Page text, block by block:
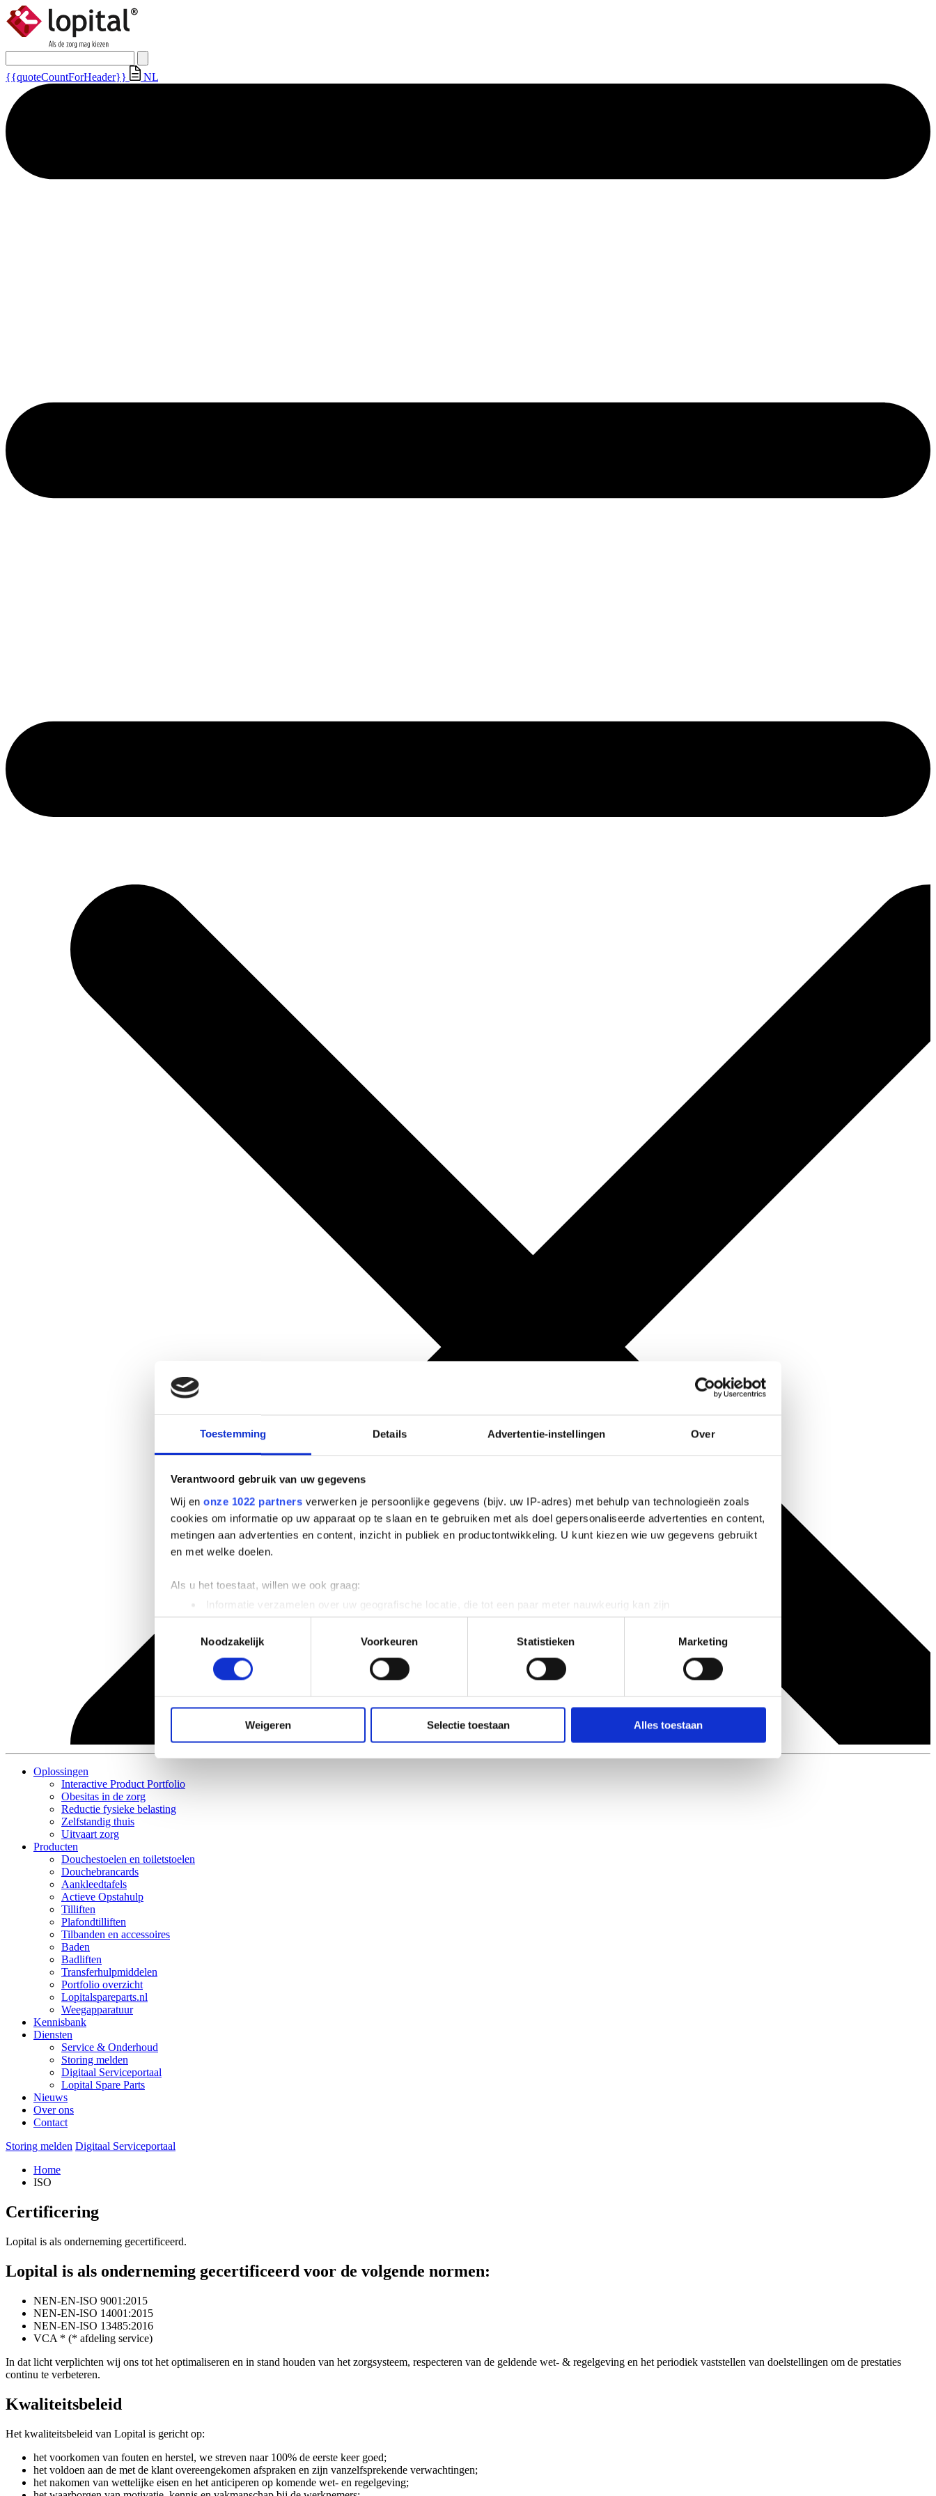
Toestemming Details Advertentie-instellingen Over
Verantwoord gebruik van uw gegevens
Wij en onze 1022 partners verwerken je persoonlijke gegevens (bijv. uw IP-adres) met behulp van technologieën zoals
cookies om informatie op uw apparaat op te slaan en te gebruiken met als doel gepersonaliseerde advertenties en content,
metingen aan advertenties en content, inzicht in publiek en productontwikkeling. U kunt kiezen wie uw gegevens gebruikt
en met welke doelen.
Als u het toestaat, willen we ook graag:
Informatie verzamelen over uw geografische locatie, die tot een paar meter nauwkeurig kan zijn
Uw apparaat identificeren door het actief te scannen op specifieke eigenschappen (fingerprinting)
Lees meer over hoe uw persoonlijke gegevens worden verwerkt en stel uw voorkeuren in het
detailgedeeltein. U kunt uw
toestemming op elk moment wijzigen of intrekken in de Cookieverklaring.
websiteverkeer te analyseren. Ook delen we informatie over uw gebruik van onze site met onze partners voor social
media, adverteren en analyse. Deze partners kunnen deze gegevens combineren met andere informatie die u aan ze heeft
verstrekt of die ze hebben verzameld op basis van uw gebruik van hun services.
Noodzakelijk
Voorkeuren Statistieken Marketing
Weigeren Selectie toestaan Alles toestaan
{{quoteCountForHeader}} NL
Oplossingen
Interactive Product Portfolio
Obesitas in de zorg
Reductie fysieke belasting
Zelfstandig thuis
Uitvaart zorg
Producten
Douchestoelen en toiletstoelen
Douchebrancards
Aankleedtafels
Actieve Opstahulp
Tilliften
Plafondtilliften
Tilbanden en accessoires
Baden
Badliften
Transferhulpmiddelen
Portfolio overzicht
Lopitalspareparts.nl
Weegapparatuur
Kennisbank
Diensten
Service & Onderhoud
Storing melden
Digitaal Serviceportaal
Lopital Spare Parts
Nieuws
Over ons
Contact
Storing melden Digitaal Serviceportaal
Home
ISO
Certificering
Lopital is als onderneming gecertificeerd.
Lopital is als onderneming gecertificeerd voor de volgende normen:
NEN-EN-ISO 9001:2015
NEN-EN-ISO 14001:2015
NEN-EN-ISO 13485:2016
VCA * (* afdeling service)
In dat licht verplichten wij ons tot het optimaliseren en in stand houden van het zorgsysteem, respecteren van de geldende wet- & regelgeving en het periodiek vaststellen van doelstellingen om de prestaties
continu te verbeteren.
Kwaliteitsbeleid
Het kwaliteitsbeleid van Lopital is gericht op:
het voorkomen van fouten en herstel, we streven naar 100% de eerste keer goed;
het voldoen aan de met de klant overeengekomen afspraken en zijn vanzelfsprekende verwachtingen;
het nakomen van wettelijke eisen en het anticiperen op komende wet- en regelgeving;